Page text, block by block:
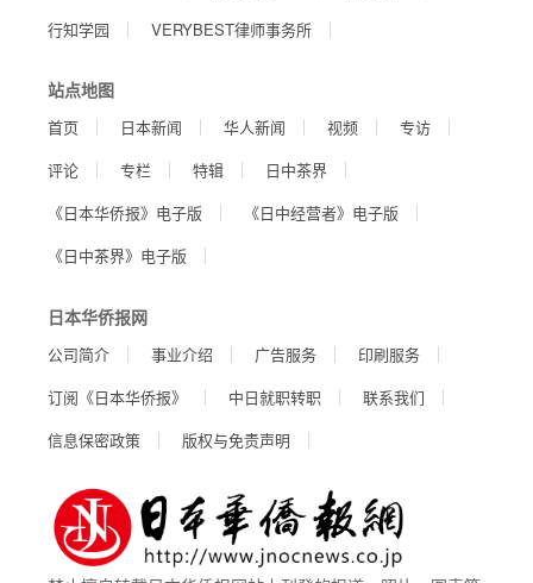
行知学园
VERYBEST律师事务所
站点地图
首页 日本新闻 华人新闻 视频
专访
评论
专栏 特辑
日中茶界
《日本华侨报》电子版
《日中经营者》电子版
《日中茶界》电子版
日本华侨报网
公司简介 事业介绍 广告服务
印刷服务
订阅《日本华侨报》
中日就职转职
联系我们
信息保密政策
版权与免责声明